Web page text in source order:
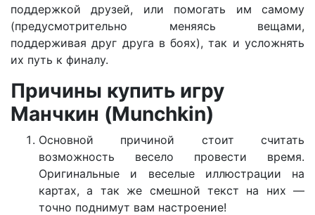
поддержкой друзей, или помогать им самому
(предусмотрительно меняясь вещами,
поддерживая друг друга в боях), так и усложнять
их путь к финалу.
Причины купить игру
Манчкин (Munchkin)
Основной причиной стоит считать
возможность весело провести время.
Оригинальные и веселые иллюстрации на
картах, а так же смешной текст на них —
точно поднимут вам настроение!